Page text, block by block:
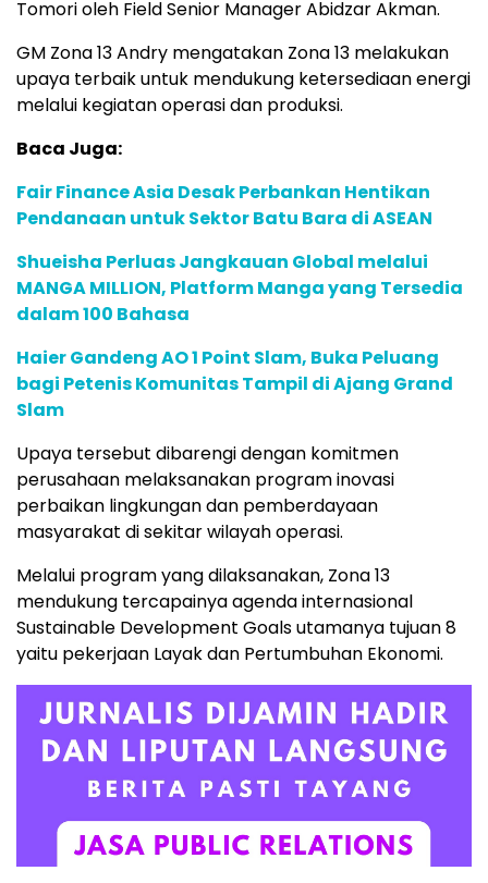
Tomori oleh Field Senior Manager Abidzar Akman.
GM Zona 13 Andry mengatakan Zona 13 melakukan
upaya terbaik untuk mendukung ketersediaan energi
melalui kegiatan operasi dan produksi.
Baca Juga:
Fair Finance Asia Desak Perbankan Hentikan
Pendanaan untuk Sektor Batu Bara di ASEAN
Shueisha Perluas Jangkauan Global melalui
MANGA MILLION, Platform Manga yang Tersedia
dalam 100 Bahasa
Haier Gandeng AO 1 Point Slam, Buka Peluang
bagi Petenis Komunitas Tampil di Ajang Grand
Slam
Upaya tersebut dibarengi dengan komitmen
perusahaan melaksanakan program inovasi
perbaikan lingkungan dan pemberdayaan
masyarakat di sekitar wilayah operasi.
Melalui program yang dilaksanakan, Zona 13
mendukung tercapainya agenda internasional
Sustainable Development Goals utamanya tujuan 8
yaitu pekerjaan Layak dan Pertumbuhan Ekonomi.